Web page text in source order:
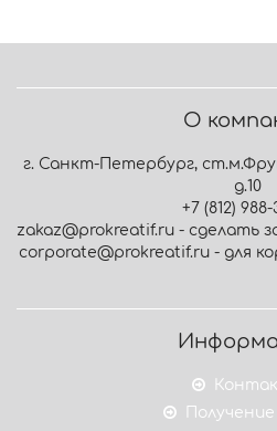
О
г. Санкт-Петербург,
д.10
+7 (812)
zakaz@prokreatif.ru - сделать
corporate@prokreatif.ru - для